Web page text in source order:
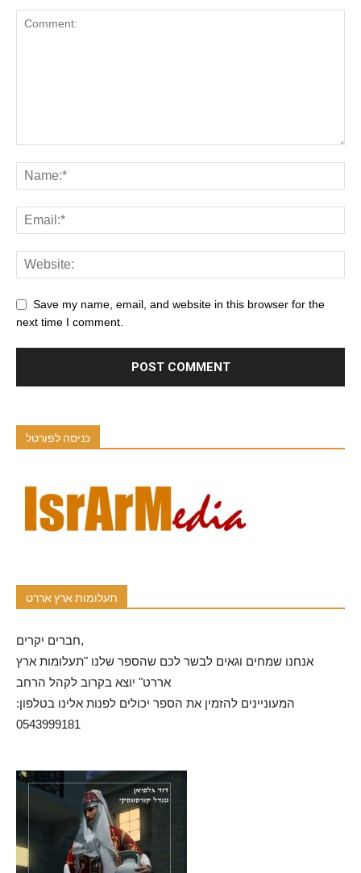
Save my name, email, and website in this browser for the
next time I comment.
כניסה לפורטל
תעלומות ארץ אררט
חברים יקרים,
אנחנו שמחים וגאים לבשר לכם שהספר שלנו "תעלומות ארץ
אררט" יוצא בקרוב לקהל הרחב
המעוניינים להזמין את הספר יכולים לפנות אלינו בטלפון:
0543999181